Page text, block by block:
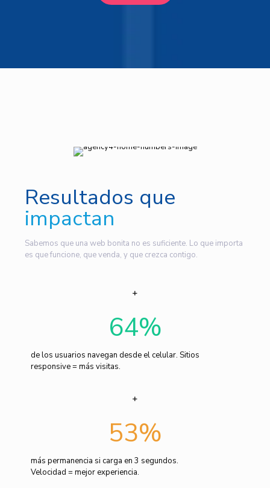
Resultados que
impactan
Sabemos que una web bonita no es suficiente. Lo que importa
es que funcione, que venda, y que crezca contigo.
64%
de los usuarios navegan desde el celular. Sitios
responsive = más visitas.
53%
más permanencia si carga en 3 segundos.
Velocidad = mejor experiencia.